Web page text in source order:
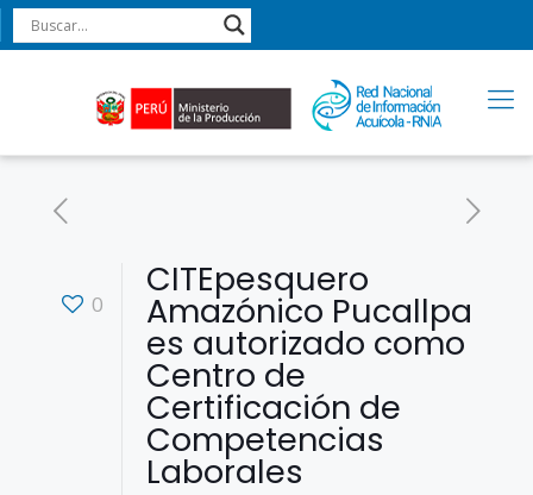
0
CITEpesquero
Amazónico Pucallpa
es autorizado como
Centro de
Certificación de
Competencias
Laborales